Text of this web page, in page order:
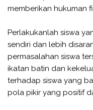
memberikan hukuman
Perlakukanlah siswa
sendiri dan lebih
permasalahan siswa
ikatan batin dan
terhadap siswa yang
pola pikir yang positif